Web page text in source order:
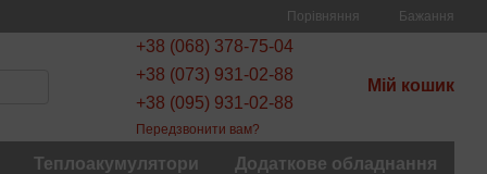
Порівняння Бажання
+38 (068) 378-75-04
+38 (073) 931-02-88
+38 (095) 931-02-88
Передзвонити вам?
Мій кошик
Теплоакумулятори Додаткове обладнання